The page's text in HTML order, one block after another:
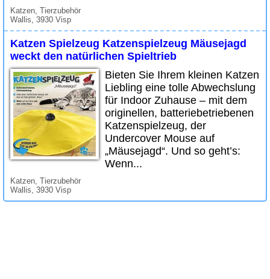
Katzen, Tierzubehör
Wallis, 3930 Visp
Katzen Spielzeug Katzenspielzeug Mäusejagd
weckt den natürlichen Spieltrieb
Bieten Sie Ihrem kleinen Katzen
Liebling eine tolle Abwechslung
für Indoor Zuhause – mit dem
originellen, batteriebetriebenen
Katzenspielzeug, der
Undercover Mouse auf
„Mäusejagd“. Und so geht’s:
Wenn...
Katzen, Tierzubehör
Wallis, 3930 Visp